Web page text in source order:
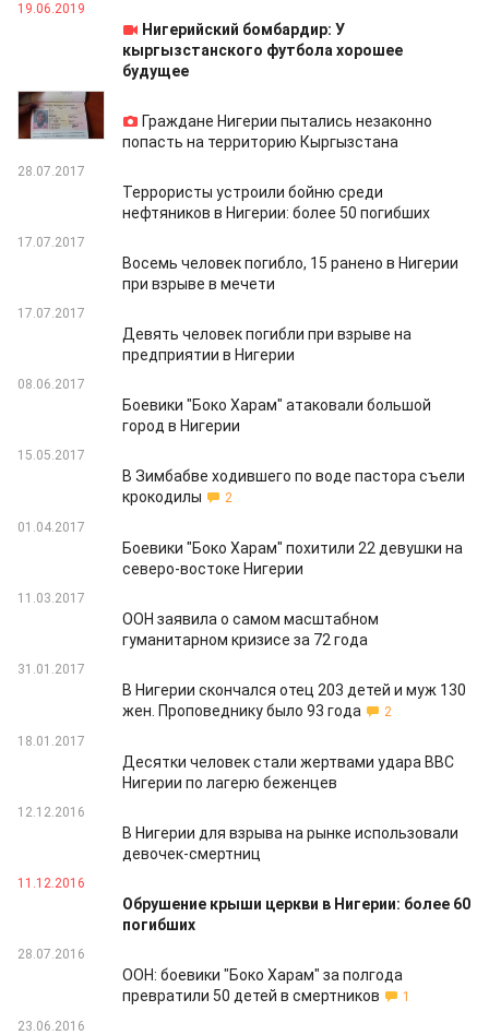
19.06.2019
Нигерийский бомбардир: У
кыргызстанского футбола хорошее
будущее
11.02.2019
Граждане Нигерии пытались незаконно
попасть на территорию Кыргызстана
28.07.2017
Террористы устроили бойню среди
нефтяников в Нигерии: более 50 погибших
17.07.2017
Восемь человек погибло, 15 ранено в Нигерии
при взрыве в мечети
17.07.2017
Девять человек погибли при взрыве на
предприятии в Нигерии
08.06.2017
Боевики "Боко Харам" атаковали большой
город в Нигерии
15.05.2017
В Зимбабве ходившего по воде пастора съели
крокодилы
2
01.04.2017
Боевики "Боко Харам" похитили 22 девушки на
северо-востоке Нигерии
11.03.2017
ООН заявила о самом масштабном
гуманитарном кризисе за 72 года
31.01.2017
В Нигерии скончался отец 203 детей и муж 130
жен. Проповеднику было 93 года
2
18.01.2017
Десятки человек стали жертвами удара ВВС
Нигерии по лагерю беженцев
12.12.2016
В Нигерии для взрыва на рынке использовали
девочек-смертниц
11.12.2016
Обрушение крыши церкви в Нигерии: более 60
погибших
28.07.2016
ООН: боевики "Боко Харам" за полгода
превратили 50 детей в смертников
1
23.06.2016